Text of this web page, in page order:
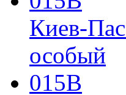
Киев-
особый
015В